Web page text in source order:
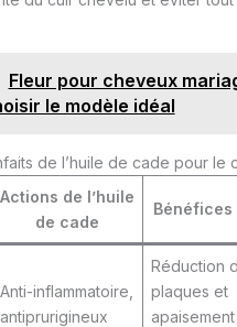
Fleur pour cheveux
le modèle idéal
de l’huile de cade pour le
Actions de l’huile
de cade
Bénéfices
Anti-inflammatoire,
antiprurigineux
Réduction
plaques et